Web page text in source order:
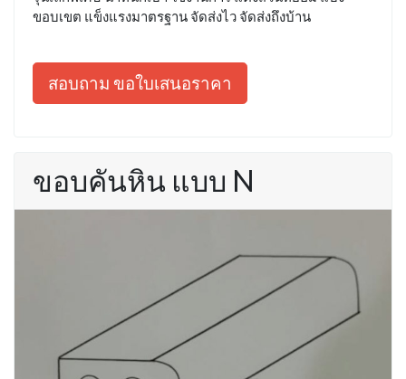
ขอบเขต แข็งแรงมาตรฐาน จัดส่งไว จัดส่งถึงบ้าน
สอบถาม ขอใบเสนอราคา
ขอบคันหิน แบบ N